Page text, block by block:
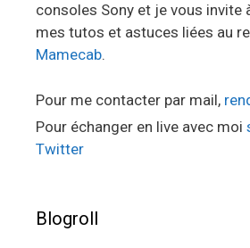
consoles Sony et je vous invite
mes tutos et astuces liées au
Mamecab.
Pour me contacter par mail,
Pour échanger en live avec moi
Twitter
Blogroll